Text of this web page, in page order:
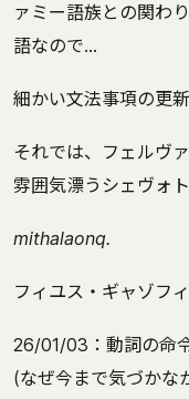
ァミー語族との関わ
語なので…
細かい文法事項の更
それでは、フェルヴ
雰囲気漂うシェヴォ
mithalaonq.
フィユス・ギャゾフ
26/01/03：動詞の命
(なぜ今まで気づかな